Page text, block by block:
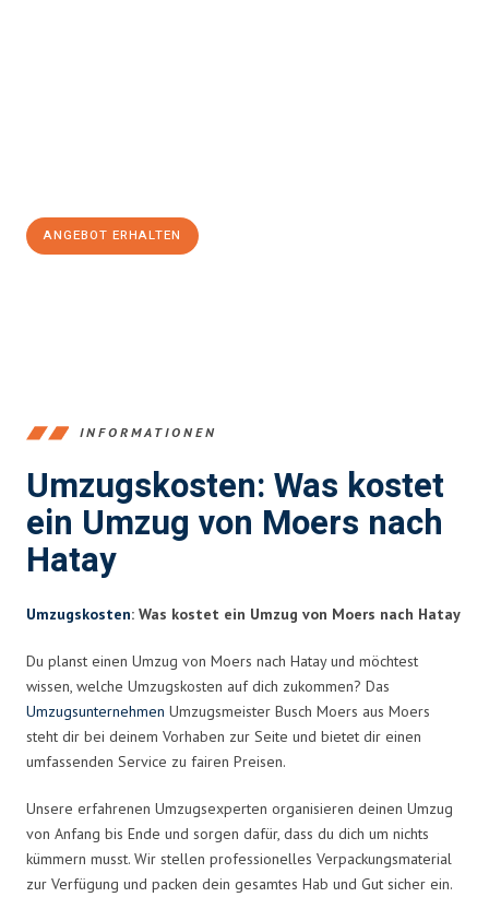
ANGEBOT ERHALTEN
INFORMATIONEN
Umzugskosten: Was kostet
ein Umzug von Moers nach
Hatay
Umzugskosten: Was kostet ein Umzug von Moers nach Hatay
Du planst einen Umzug von Moers nach Hatay und möchtest
wissen, welche Umzugskosten auf dich zukommen? Das
Umzugsunternehmen Umzugsmeister Busch Moers aus Moers
steht dir bei deinem Vorhaben zur Seite und bietet dir einen
umfassenden Service zu fairen Preisen.
Unsere erfahrenen Umzugsexperten organisieren deinen Umzug
von Anfang bis Ende und sorgen dafür, dass du dich um nichts
kümmern musst. Wir stellen professionelles Verpackungsmaterial
zur Verfügung und packen dein gesamtes Hab und Gut sicher ein.